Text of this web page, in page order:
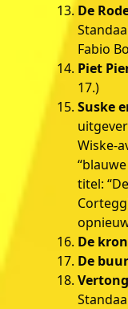
De
Fabio
Piet
17.)
Suske
Wiske-
titel:
De
De